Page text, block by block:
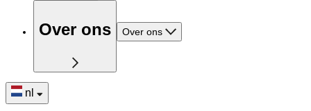
Over ons Over ons
nl